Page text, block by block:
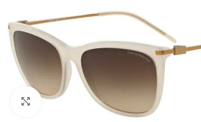
Klick zum Vergrößern